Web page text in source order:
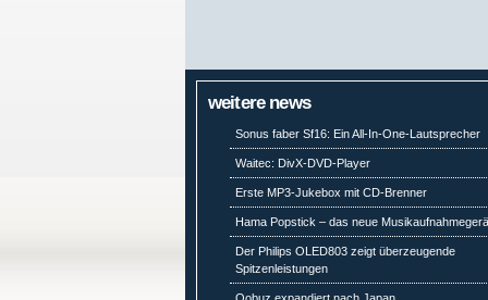
weitere news
Sonus faber Sf16: Ein All-In-One-Lautsprecher
Waitec: DivX-DVD-Player
Erste MP3-Jukebox mit CD-Brenner
Hama Popstick – das neue
Der Philips OLED803 zeigt überzeugende
Spitzenleistungen
Qobuz expandiert nach Japan